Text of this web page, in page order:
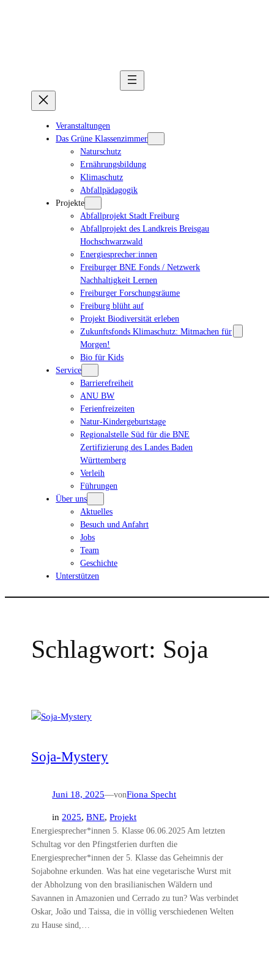
Veranstaltungen
Das Grüne Klassenzimmer
Naturschutz
Ernährungsbildung
Klimaschutz
Abfallpädagogik
Projekte
Abfallprojekt Stadt Freiburg
Abfallprojekt des Landkreis Breisgau
Hochschwarzwald
Energiesprecher:innen
Freiburger BNE Fonds / Netzwerk
Nachhaltigkeit Lernen
Freiburger Forschungsräume
Freiburg blüht auf
Projekt Biodiversität erleben
Zukunftsfonds Klimaschutz: Mitmachen für
Morgen!
Bio für Kids
Service
Barrierefreiheit
ANU BW
Ferienfreizeiten
Natur-Kindergeburtstage
Regionalstelle Süd für die BNE
Zertifizierung des Landes Baden
Württemberg
Verleih
Führungen
Über uns
Aktuelles
Besuch und Anfahrt
Jobs
Team
Geschichte
Unterstützen
Schlagwort: Soja
Soja-Mystery
Juni 18, 2025—vonFiona Specht
in 2025, BNE, Projekt
Energiesprecher*innen 5. Klasse 06.06.2025 Am letzten
Schultag vor den Pfingstferien durften die
Energiesprecher*innen der 5. Klasse das Geheimnis der
Sojabohne erkunden. Was hat eine vegetarische Wurst mit
der Abholzung von den brasilianischen Wäldern und
Savannen in Amazonien und Cerrado zu tun? Was verbindet
Oskar, João und Taissa, die in völlig verschiedenen Welten
zu Hause sind,…